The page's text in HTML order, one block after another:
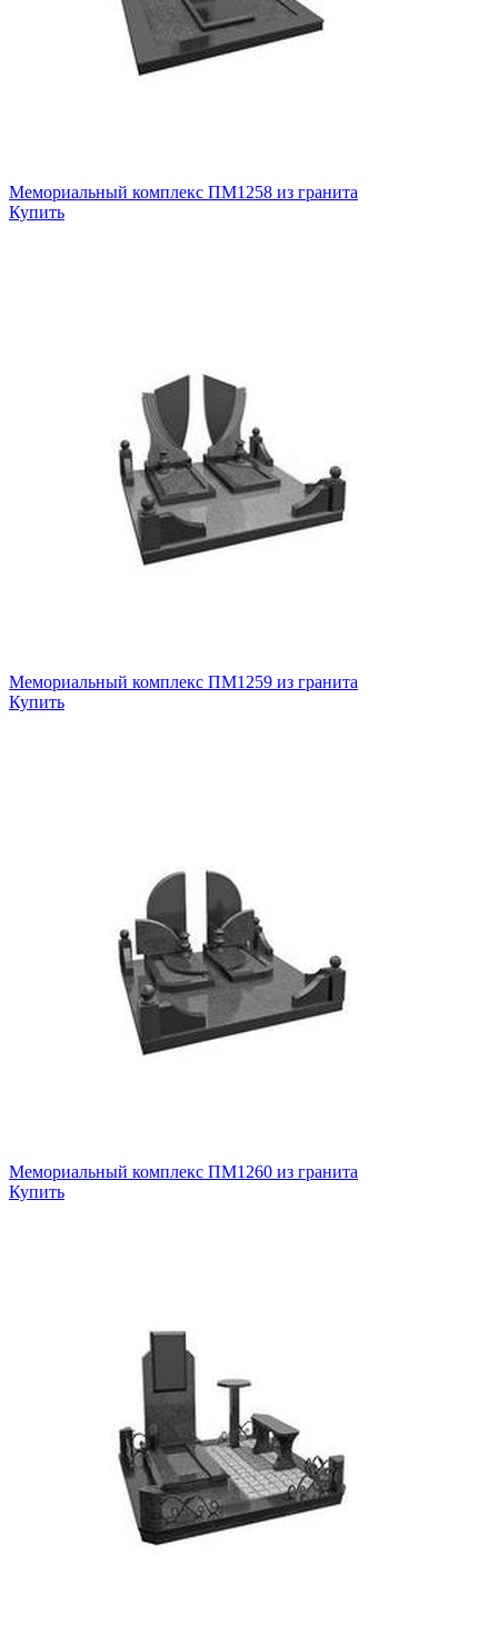
Мемориальный комплекс ПМ1258 из гранита
Купить
Мемориальный комплекс ПМ1259 из гранита
Купить
Мемориальный комплекс ПМ1260 из гранита
Купить